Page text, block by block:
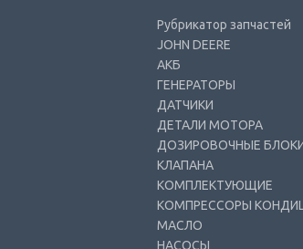
Рубрикатор запчастей
JOHN DEERE
АКБ
ГЕНЕРАТОРЫ
ДАТЧИКИ
ДЕТАЛИ МОТОРА
ДОЗИРОВОЧНЫЕ
КЛАПАНА
КОМПЛЕКТУЮЩИЕ
КОМПРЕССОРЫ
МАСЛО
НАСОСЫ